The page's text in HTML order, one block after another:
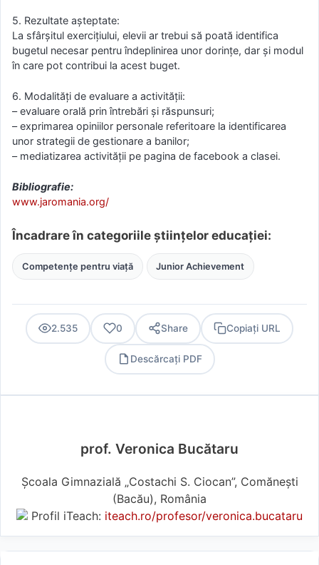
5. Rezultate aşteptate:
La sfârșitul exercițiului, elevii ar trebui să poată identifica
bugetul necesar pentru îndeplinirea unor dorințe, dar și modul
în care pot contribui la acest buget.
6. Modalităţi de evaluare a activităţii:
– evaluare orală prin întrebări și răspunsuri;
– exprimarea opiniilor personale referitoare la identificarea
unor strategii de gestionare a banilor;
– mediatizarea activităţii pe pagina de facebook a clasei.
Bibliografie:
www.jaromania.org/
Încadrare în categoriile științelor educației:
Competențe pentru viață Junior Achievement
2.535 0 Share Copiați URL
Descărcați PDF
prof. Veronica Bucătaru
Şcoala Gimnazială „Costachi S. Ciocan”, Comănești
(Bacău), România
Profil iTeach: iteach.ro/profesor/veronica.bucataru